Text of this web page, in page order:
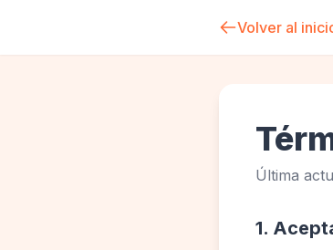
Volver al
Última
1.